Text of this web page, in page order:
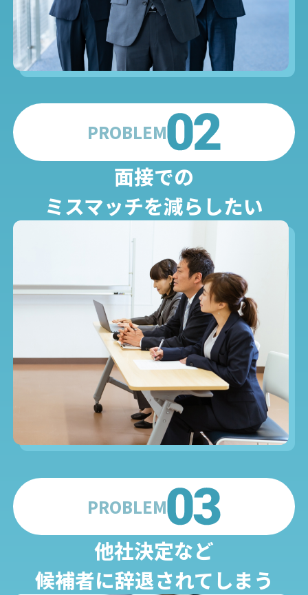
PROBLEM
面接での
ミスマッチを減らしたい
PROBLEM
他社決定など
候補者に辞退されてしまう